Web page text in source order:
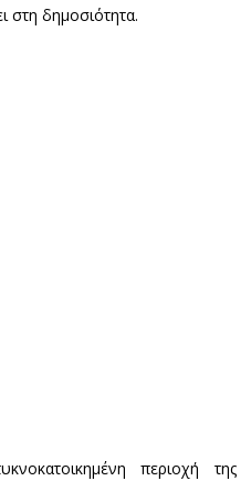
στη δημοσιότητα.
περιοχή της